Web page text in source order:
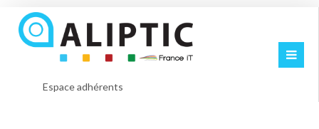
Espace adhérents